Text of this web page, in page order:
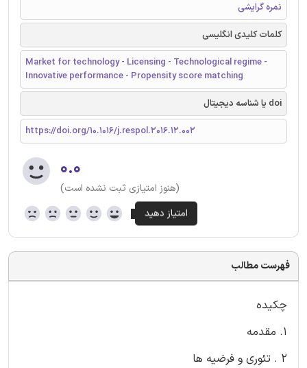
نمره گرایشی
کلمات کلیدی انگلیسی
Market for technology - Licensing - Technological regime -
Innovative performance - Propensity score matching
doi یا شناسه دیجیتال
https://doi.org/10.1016/j.respol.2016.12.002
۰.۰
(هنوز امتیازی ثبت نشده است)
فهرست مطالب
چکیده
1. مقدمه
2 . تئوری و فرضیه ها